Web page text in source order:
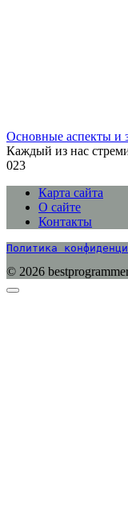
Основные аспекты и
Каждый из нас
023
Карта сайта
О сайте
Контакты
Политика
© 2026